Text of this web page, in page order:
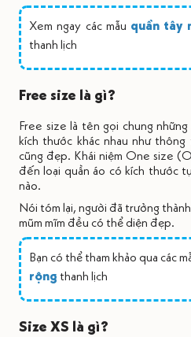
Xem ngay các mẫu quần tây
thanh lịch
Free size là gì?
Free size là tên gọi chung
kích thước khác nhau như thông
cũng đẹp. Khái niệm One size
đến loại quần áo có kích thước
nào.
Nói tóm lại, người đã trưởng
mũm mĩm đều có thể diện đẹp.
Bạn có thể tham khảo qua các
rộng thanh lịch
Size XS là gì?